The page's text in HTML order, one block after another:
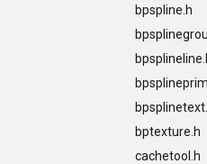
bpspline.h
bptexture.h
cachetool.h